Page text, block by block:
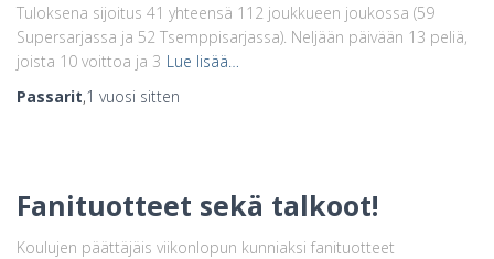
Tuloksena sijoitus 41 yhteensä 112 joukkueen joukossa (59
Supersarjassa ja 52 Tsemppisarjassa). Neljään päivään 13 peliä,
joista 10 voittoa ja 3 Lue lisää…
Passarit,1 vuosi sitten
Fanituotteet sekä talkoot!
Koulujen päättäjäis viikonlopun kunniaksi fanituotteet